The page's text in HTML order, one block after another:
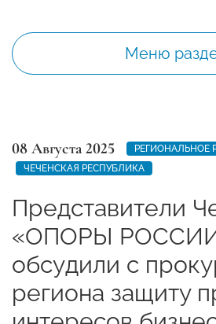
Меню
08 Августа 2025
РЕГИОНАЛЬНОЕ
ЧЕЧЕНСКАЯ РЕСПУБЛИКА
Представители
«ОПОРЫ
обсудили с
региона защиту